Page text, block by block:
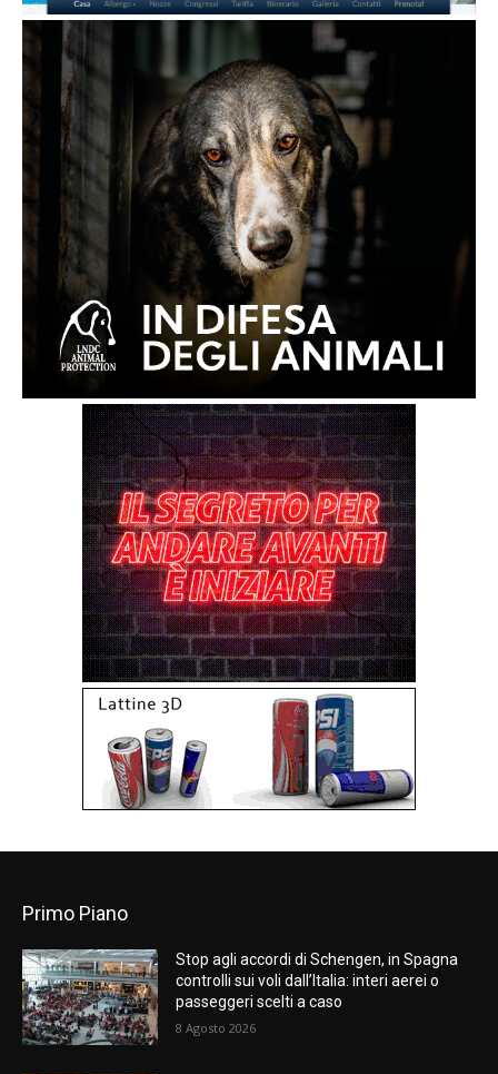
Primo Piano
Stop agli accordi di Schengen, in Spagna
controlli sui voli dall’Italia: interi aerei o
passeggeri scelti a caso
8 Agosto 2026